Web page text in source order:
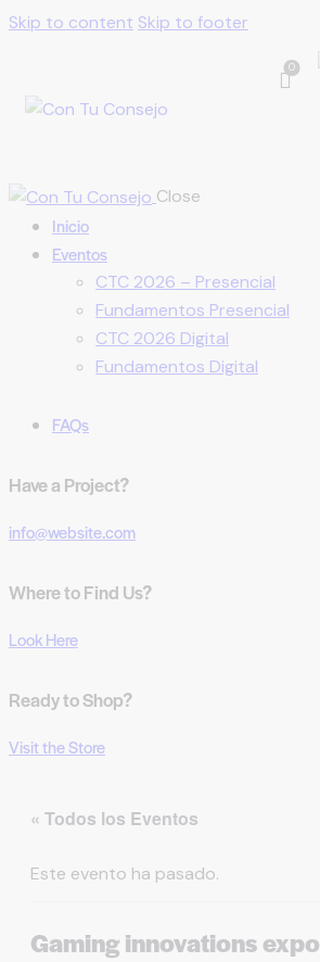
Skip to content Skip to footer
0
Close
Inicio
Eventos
CTC 2026 – Presencial
Fundamentos Presencial
CTC 2026 Digital
Fundamentos Digital
FAQs
Have a Project?
info@website.com
Where to Find Us?
Look Here
Ready to Shop?
Visit the Store
« Todos los Eventos
Este evento ha pasado.
Gaming innovations expo